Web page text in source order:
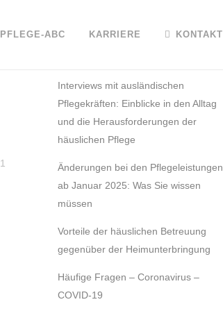
PFLEGE-ABC KARRIERE KONTAKT
1
Interviews mit ausländischen
Pflegekräften: Einblicke in den Alltag
und die Herausforderungen der
häuslichen Pflege
Änderungen bei den Pflegeleistungen
ab Januar 2025: Was Sie wissen
müssen
Vorteile der häuslichen Betreuung
gegenüber der Heimunterbringung
Häufige Fragen – Coronavirus –
COVID-19